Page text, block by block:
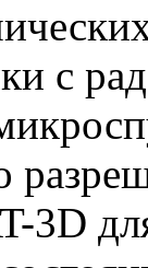
с
3D